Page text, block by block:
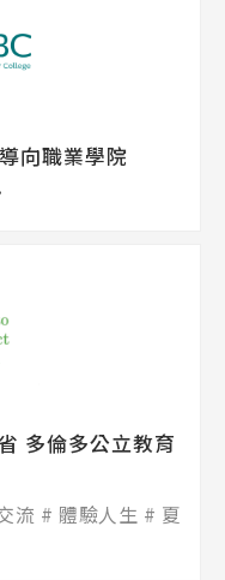
向職業學院
多倫多公立教育
流 體驗人生
夏